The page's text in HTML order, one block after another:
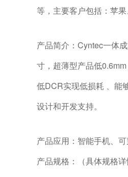
等，主要客户包括：苹
产品简介：Cyntec一体
寸，超薄型产品低
低DCR实现低损耗 、能
设计和开发支持。
产品应用：智能手机、
产品规格：（具体规格详